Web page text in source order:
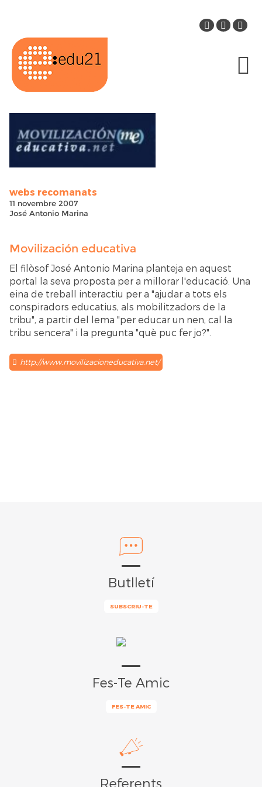
webs recomanats
11 novembre 2007
José Antonio Marina
Movilización educativa
El filòsof José Antonio Marina planteja en aquest
portal la seva proposta per a millorar l'educació. Una
eina de treball interactiu per a "ajudar a tots els
conspiradors educatius, als mobilitzadors de la
tribu", a partir del lema "per educar un nen, cal la
tribu sencera" i la pregunta "què puc fer jo?".
http://www.movilizacioneducativa.net/
Butlletí
SUBSCRIU-TE
Fes-Te Amic
FES-TE AMIC
Referents